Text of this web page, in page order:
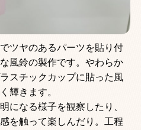
ツヤのあるパーツを貼り付
風鈴の製作です。やわらか
スチックカップに貼った風
輝きます。
になる様子を観察したり、
を触って楽しんだり。工程